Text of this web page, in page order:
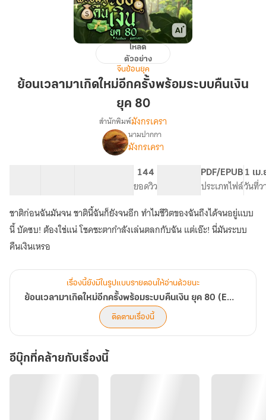
มา
ระบบ
เงิน
ยุค
80
โหลด
ตัวอย่าง
จีนย้อนยุค
ย้อนเวลามาเกิดใหม่อีกครั้งพร้อมระบบคืนเงิน
ยุค 80
เรื่อง
ย้อน
เวลา
มา
เกิด
ใหม่
อีก
ครั้ง
พร้อม
เงิน
ยุค
80
(E-
BOOK)
สำนักพิมพ์มังกรเครา
นามปากกา
มังกรเครา
144
ยอดวิว
PDF/EPUB
ประเภทไฟล์
1 เม
วันที่ว
ชาติก่อนฉันมันจน ชาตินี้ฉันก็ยังจนอีก ทำไมชีวิตของฉันถึงได้จนอยู่แบบ
นี้ บัดซบ! ต้องใช่แน่ โชคชะตากำลังเล่นตลกกับฉัน แต่เอ๊ะ! นี่มันระบบ
คืนเงินเหรอ
เรื่องนี้ยังมีในรูปแบบรายตอนให้อ่านด้วยนะ
ย้อนเวลามาเกิดใหม่อีกครั้งพร้อมระบบคืนเงิน ยุค 80 (E-BOOK)
ติดตามเรื่องนี้
อีบุ๊กที่คล้ายกับเรื่องนี้